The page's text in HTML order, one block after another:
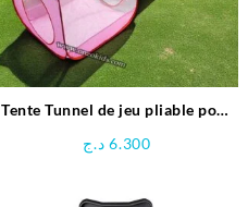
Tente Tunnel de jeu pliable pour
6.300 د.ج